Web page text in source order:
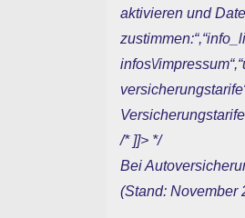
aktivieren und
infos\/
/* ]]> */
Bei
(Stand: November